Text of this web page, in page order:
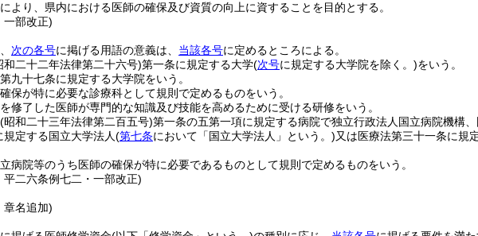
より、県内における医師の確保及び資質の向上に資することを目的とする。
一部改正)
次の各号に掲げる用語の意義は、 当該各号に定めるところによる。
和二十二年法律第二十六号)第一条に規定する大学(次号に規定する大学院を除く。)をいう。
十七条に規定する大学院をいう。
が特に必要な診療科として規則で定めるものをいう。
了した医師が専門的な知識及び技能を高めるために受ける研修をいう。
(昭和二十三年法律第二百五号)第一条の五第一項に規定する病院で独立行政法人国立病院機構
定する国立大学法人(第七条において「国立大学法人」という。)又は医療法第三十一条に規
院等のうち医師の確保が特に必要であるものとして規則で定めるものをいう。
二六条例七二・一部改正)
章名追加)